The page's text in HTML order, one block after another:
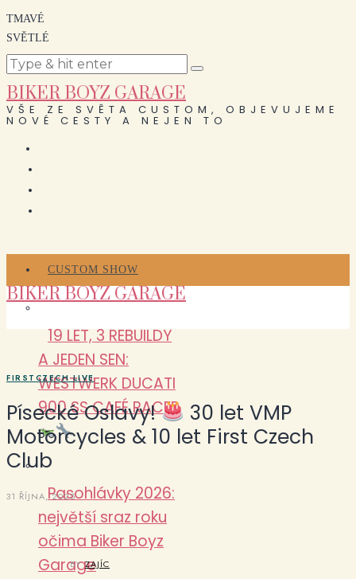
TMAVÉ
SVĚTLÉ
BIKER BOYZ GARAGE
VŠE ZE SVĚTA CUSTOM, OBJEVUJEME
NOVÉ CESTY A NEJEN TO
CUSTOM SHOW
19 LET, 3 REBUILDY
A JEDEN SEN:
WESTWERK DUCATI
900 SS CAFÉ RACER
Pasohlávky 2026:
největší sraz roku
očima Biker Boyz
Garage
BIKER BOYZ GARAGE
FIRSTCZECH LIVE
Písecké Oslavy!
30 let VMP
Motorcycles & 10 let First Czech
Club
31 ŘÍJNA, 2025
BYZAJÍC